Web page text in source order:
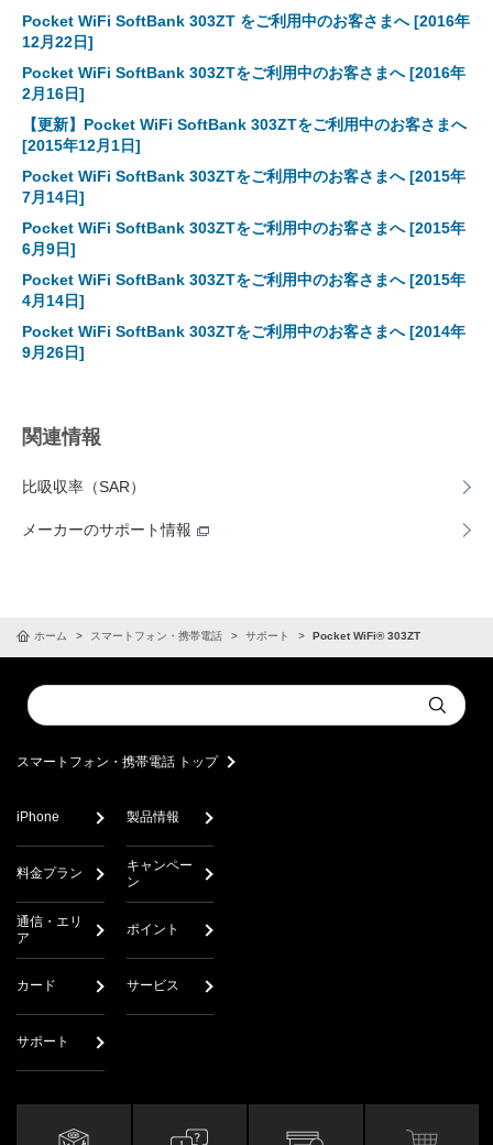
Pocket WiFi SoftBank 303ZT をご利用中のお客さまへ[2016年
12月22日]
Pocket WiFi SoftBank 303ZTをご利用中のお客さまへ[2016年
2月16日]
【更新】Pocket WiFi SoftBank 303ZTをご利用中のお客さまへ
[2015年12月1日]
Pocket WiFi SoftBank 303ZTをご利用中のお客さまへ[2015年
7月14日]
Pocket WiFi SoftBank 303ZTをご利用中のお客さまへ[2015年
6月9日]
Pocket WiFi SoftBank 303ZTをご利用中のお客さまへ[2015年
4月14日]
Pocket WiFi SoftBank 303ZTをご利用中のお客さまへ[2014年
9月26日]
関連情報
比吸収率（SAR）
メーカーのサポート情報
ホーム スマートフォン・携帯電話 サポート Pocket WiFi® 303ZT
Conduct
a
Submit
スマートフォン・携帯電話 トップ
iPhone 製品情報
料金プラン
キャンペー
ン
通信・エリ
ア
ポイント
カード サービス
サポート